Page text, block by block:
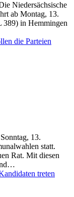
Niedersächsische
ab Montag, 13.
389) in Hemmingen
die Parteien
13.
statt.
Rat. Mit diesen
treten